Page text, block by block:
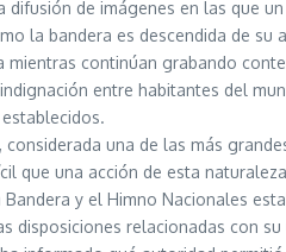
difusión de imágenes en las que
la bandera es descendida de
mientras continúan grabando
entre habitantes del
considerada una de las más
que una acción de esta
Bandera y el Himno Nacionales
disposiciones relacionadas con